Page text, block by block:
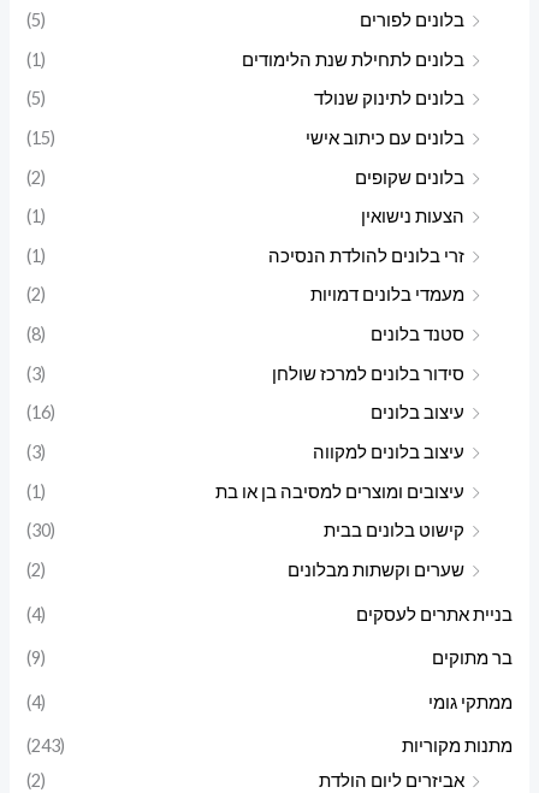
בלונים לפורים
(5)
בלונים לתחילת שנת הלימודים
(1)
בלונים לתינוק שנולד
(5)
בלונים עם כיתוב אישי
(15)
בלונים שקופים
(2)
הצעות נישואין
(1)
זרי בלונים להולדת הנסיכה
(1)
מעמדי בלונים דמויות
(2)
סטנד בלונים
(8)
סידור בלונים למרכז שולחן
(3)
עיצוב בלונים
(16)
עיצוב בלונים למקווה
(3)
עיצובים ומוצרים למסיבה בן או בת
(1)
קישוט בלונים בבית
(30)
שערים וקשתות מבלונים
(2)
בניית אתרים לעסקים (4)
בר מתוקים (9)
ממתקי גומי (4)
מתנות מקוריות
(243)
אביזרים ליום הולדת
(2)